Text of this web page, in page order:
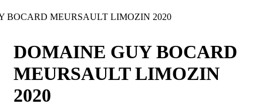
BOCARD MEURSAULT LIMOZIN 2020
DOMAINE GUY BOCARD
MEURSAULT LIMOZIN
2020